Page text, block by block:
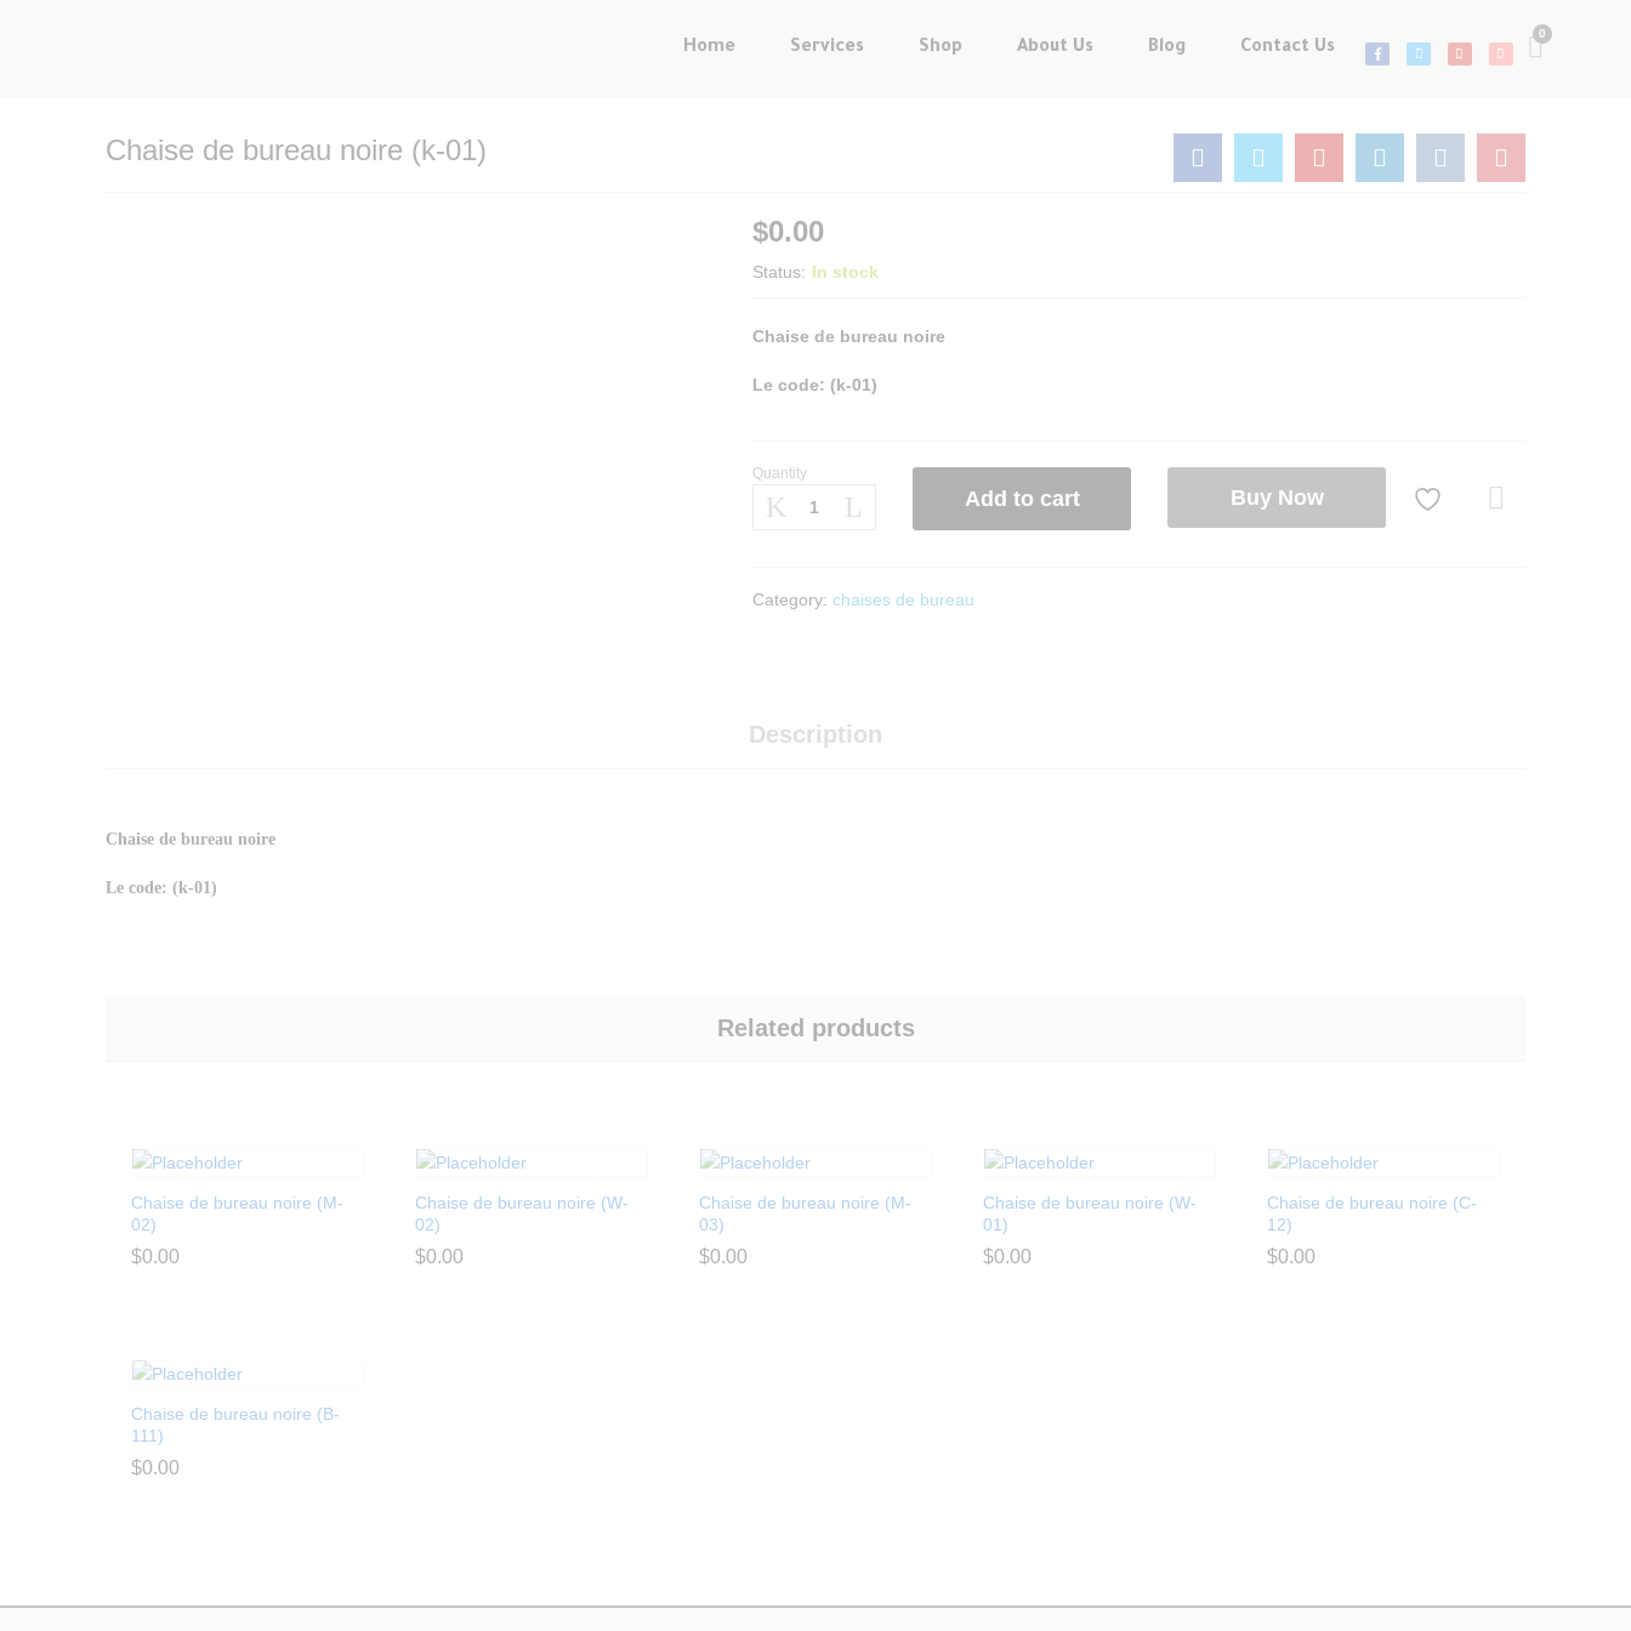
Home Services Shop About Us Blog Contact Us
Chaise de bureau noire (k-01)
$0.00
Status: In stock
Chaise de bureau noire
Le code: (k-01)
Quantity
Add to cart Buy Now
Category:chaises de bureau
Description
Chaise de bureau noire
Le code: (k-01)
Related products
Chaise de bureau noire (M-
02)
$0.00
$0.00
Chaise de bureau noire (W-
02)
$0.00
$0.00
Chaise de bureau noire (M-
03)
$0.00
$0.00
Chaise de bureau noire (W-
01)
$0.00
$0.00
Chaise de bureau noire (C-
12)
$0.00
$0.00
Chaise de bureau noire (B-
111)
$0.00
$0.00